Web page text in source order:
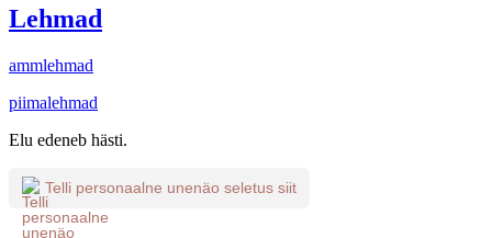
Lehmad
ammlehmad
piimalehmad
Elu edeneb hästi.
Telli personaalne unenäo seletus siit